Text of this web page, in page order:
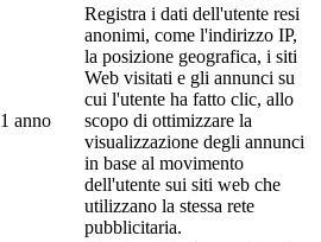
1 anno
Registra i dati dell'utente resi
anonimi, come l'indirizzo IP,
la posizione geografica, i siti
Web visitati e gli annunci su
cui l'utente ha fatto clic, allo
scopo di ottimizzare la
visualizzazione degli annunci
in base al movimento
dell'utente sui siti web che
utilizzano la stessa rete
pubblicitaria.